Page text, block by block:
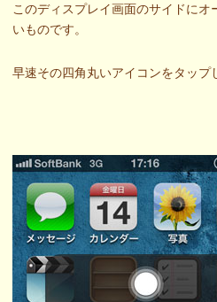
このディスプレイ画面のサイドに
いものです。
早速その四角丸いアイコンをタップ